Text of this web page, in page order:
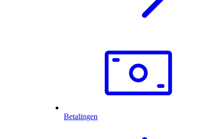
Betalingen